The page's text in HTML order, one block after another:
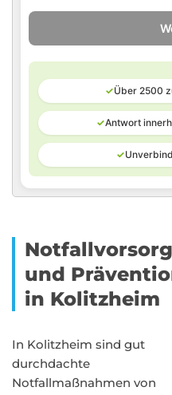
✓Über 2500
✓Antwort
✓
und
in Kolitzheim
In Kolitzheim sind gut
durchdachte
Notfallmaßnahmen von